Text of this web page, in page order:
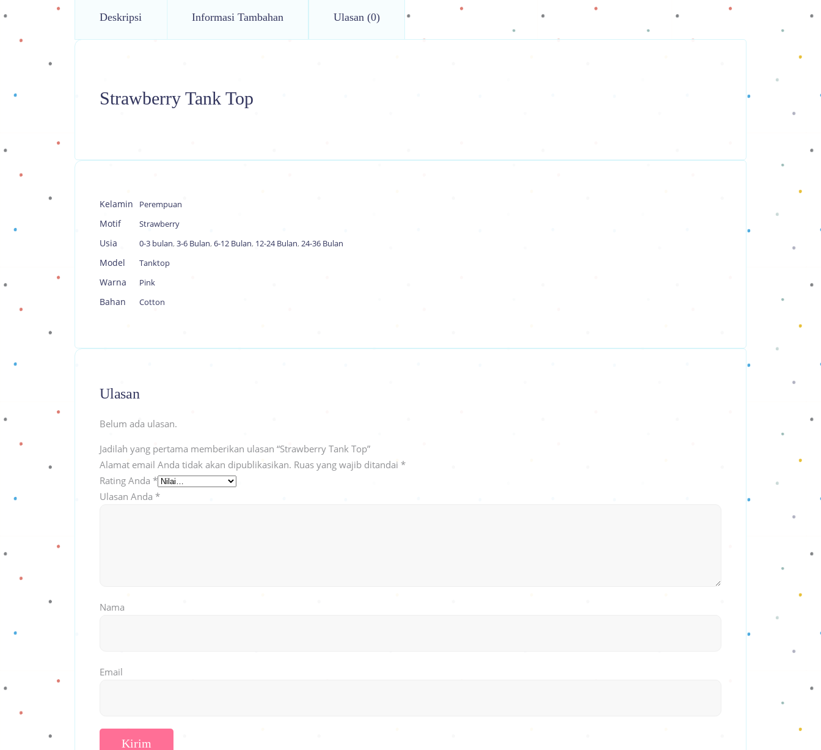
Deskripsi Informasi Tambahan Ulasan (0)
Strawberry Tank Top
Kelamin Perempuan
Motif Strawberry
Usia 0-3 bulan, 3-6 Bulan, 6-12 Bulan, 12-24 Bulan, 24-36 Bulan
Model Tanktop
Warna Pink
Bahan Cotton
Ulasan
Belum ada ulasan.
Jadilah yang pertama memberikan ulasan “Strawberry Tank Top”
Alamat email Anda tidak akan dipublikasikan. Ruas yang wajib ditandai *
Rating Anda *
Ulasan Anda *
Nama
Email